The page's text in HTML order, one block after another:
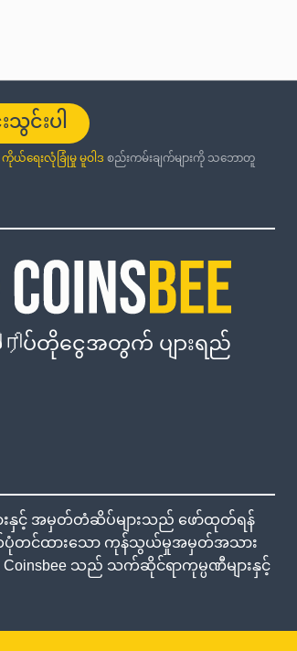
သွင်းပါ
ကိုယ်ရေးလုံခြုံမှု မူဝါဒစည်းကမ်းချက်များကို သဘောတူ
ပ်တိုငွေအတွက် ပျားရည်
နှင့် အမှတ်တံဆိပ်များသည် ဖော်ထုတ်ရန်
တင်ထားသော ကုန်သွယ်မှုအမှတ်အသား
သည် သက်ဆိုင်ရာကုမ္ပဏီများနှင့်